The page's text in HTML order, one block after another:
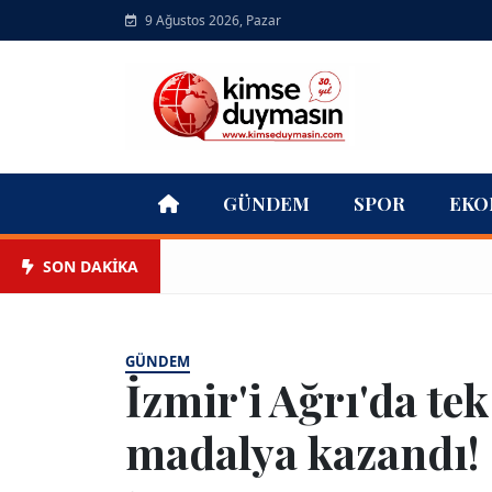
9 Ağustos 2026, Pazar
GÜNDEM SPOR
SON DAKİKA
GÜNDEM
İzmir'i Ağrı'da
madalya kazandı!